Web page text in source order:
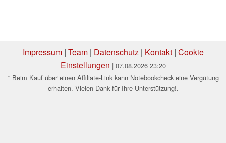
Impressum| Team| Datenschutz| Kontakt| Cookie
Einstellungen | 07.08.2026 23:20
* Beim Kauf über einen Affiliate-Link kann Notebookcheck eine Vergütung
erhalten. Vielen Dank für Ihre Unterstützung!.